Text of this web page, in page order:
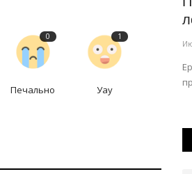
0
Печально
1
Уау
сильнейших батыров из разных